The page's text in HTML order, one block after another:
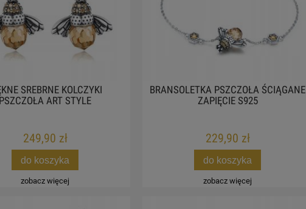
SREBRNE KOLCZYKI
ART STYLE
249,90 zł
do koszyka
zobacz więcej
BRANSOLETKA PSZCZOŁA ŚCIĄGANE
ZAPIĘCIE S925
229,90 zł
do koszyka
zobacz więcej